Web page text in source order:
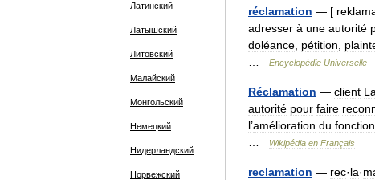
Латинский
Латышский
Литовский
Малайский
Монгольский
Немецкий
Нидерландский
Норвежский
réclamation — [
adresser à une autorité
doléance pétition
Encyclopédie Universelle
Réclamation — client La
autorité pour faire
l’amélioration du
Wikipédia en Français
reclamation — rec·la·